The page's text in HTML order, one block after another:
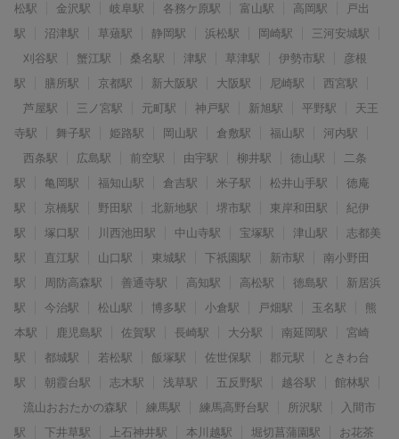
松駅
金沢駅 岐阜駅 各務ケ原駅 富山駅 高岡駅
戸出
駅
沼津駅 草薙駅 静岡駅 浜松駅 岡崎駅
三河安城駅
刈谷駅
蟹江駅 桑名駅 津駅 草津駅 伊勢市駅
彦根
駅
膳所駅 京都駅 新大阪駅 大阪駅 尼崎駅
西宮駅
芦屋駅
三ノ宮駅 元町駅 神戸駅 新旭駅 平野駅
天王
寺駅
舞子駅 姫路駅 岡山駅 倉敷駅 福山駅
河内駅
西条駅
広島駅 前空駅 由宇駅 柳井駅 徳山駅
二条
駅
亀岡駅 福知山駅 倉吉駅 米子駅 松井山手駅
徳庵
駅
京橋駅 野田駅 北新地駅 堺市駅 東岸和田駅
紀伊
駅
塚口駅 川西池田駅 中山寺駅 宝塚駅 津山駅
志都美
駅
直江駅 山口駅 東城駅 下祇園駅 新市駅
南小野田
駅
周防高森駅 善通寺駅 高知駅 高松駅 徳島駅
新居浜
駅
今治駅 松山駅 博多駅 小倉駅 戸畑駅 玉名駅
熊
本駅
鹿児島駅 佐賀駅 長崎駅 大分駅 南延岡駅
宮崎
駅
都城駅 若松駅 飯塚駅 佐世保駅 郡元駅
ときわ台
駅
朝霞台駅 志木駅 浅草駅 五反野駅 越谷駅
館林駅
流山おおたかの森駅
練馬駅 練馬高野台駅 所沢駅
入間市
駅
下井草駅 上石神井駅 本川越駅 堀切菖蒲園駅 お花茶